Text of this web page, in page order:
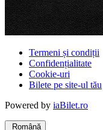
Termeni și condiții
Confidențialitate
Cookie-uri
Bilete pe site-ul tău
Powered by iaBilet.ro
Română